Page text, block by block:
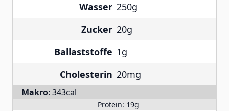
Wasser 250g
Zucker 20g
Ballaststoffe 1g
Cholesterin 20mg
Makro: 343cal
Protein: 19g